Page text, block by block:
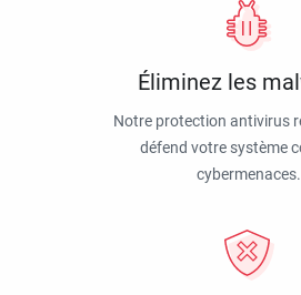
Éliminez les
Notre protection antivirus
défend votre système
cybermenaces.